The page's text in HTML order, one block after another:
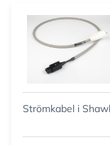
Strömkabel i